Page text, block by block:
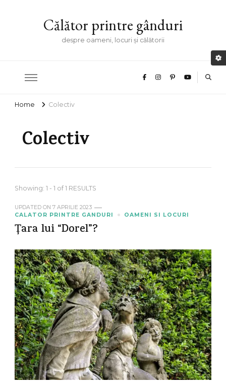
Călător printre gânduri
despre oameni, locuri și călătorii
Home Colectiv
Colectiv
Showing: 1 - 1 of 1 RESULTS
UPDATED ON 7 APRILIE 2023
CALATOR PRINTRE GANDURI
OAMENI SI LOCURI
Țara lui “Dorel”?